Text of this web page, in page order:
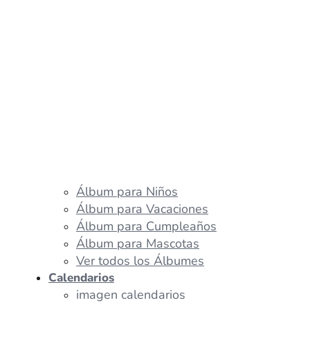
Álbum para Niños
Álbum para Vacaciones
Álbum para Cumpleaños
Álbum para Mascotas
Ver todos los Álbumes
Calendarios
imagen calendarios